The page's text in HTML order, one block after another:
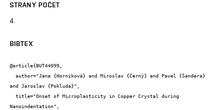
STRANY POČET
4
BIBTEX
@article{BUT44099,
and Jaroslav {Pokluda}",
Nanoindentation",